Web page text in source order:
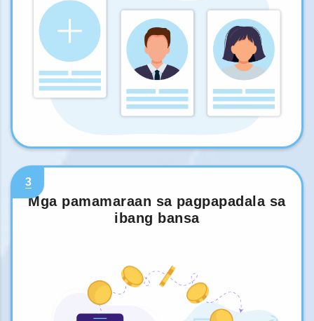
3
Mga pamamaraan sa pagpapadala sa
ibang bansa